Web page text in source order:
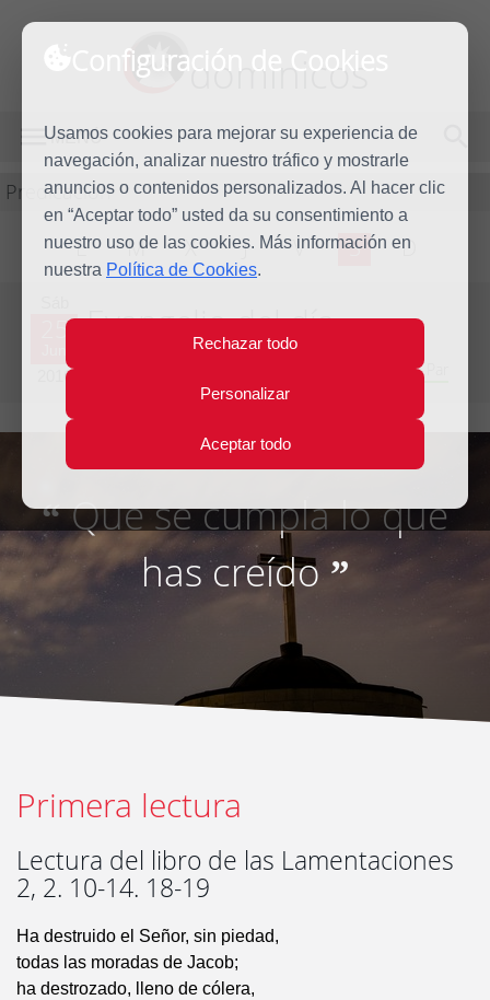
Configuración de Cookies
Usamos cookies para mejorar su experiencia de
navegación, analizar nuestro tráfico y mostrarle
anuncios o contenidos personalizados. Al hacer clic
en “Aceptar todo” usted da su consentimiento a
nuestro uso de las cookies. Más información en
nuestra Política de Cookies.
Rechazar todo
Personalizar
Aceptar todo
dominicos
MENÚ
Predicación
L M X J V S D
25
2016
Evangelio del día
Duodécima Semana del Tiempo Ordinario - Año Par
“Que se cumpla lo que
has creído”
Primera lectura
Lectura del libro de las Lamentaciones
2, 2. 10-14. 18-19
Ha destruido el Señor, sin piedad,
todas las moradas de Jacob;
ha destrozado, lleno de cólera,